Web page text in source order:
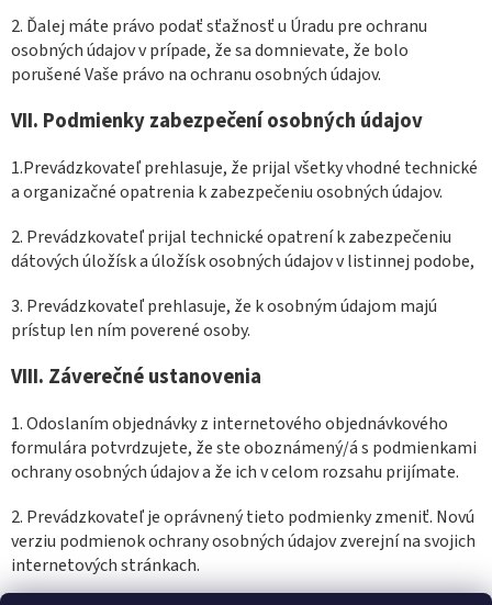
2. Ďalej máte právo podať sťažnosť u Úradu pre ochranu
osobných údajov v prípade, že sa domnievate, že bolo
porušené Vaše právo na ochranu osobných údajov.
VII. Podmienky zabezpečení osobných údajov
1.Prevádzkovateľ prehlasuje, že prijal všetky vhodné technické
a organizačné opatrenia k zabezpečeniu osobných údajov.
2. Prevádzkovateľ prijal technické opatrení k zabezpečeniu
dátových úložísk a úložísk osobných údajov v listinnej podobe,
3. Prevádzkovateľ prehlasuje, že k osobným údajom majú
prístup len ním poverené osoby.
VIII. Záverečné ustanovenia
1. Odoslaním objednávky z internetového objednávkového
formulára potvrdzujete, že ste oboznámený/á s podmienkami
ochrany osobných údajov a že ich v celom rozsahu prijímate.
2. Prevádzkovateľ je oprávnený tieto podmienky zmeniť. Novú
verziu podmienok ochrany osobných údajov zverejní na svojich
internetových stránkach.